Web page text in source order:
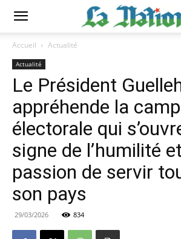
Accueil Actualité
Actualité
Le Président
appréhende la
électorale qui
signe de l’humilité
passion de servir
son pays
29/03/2026 834